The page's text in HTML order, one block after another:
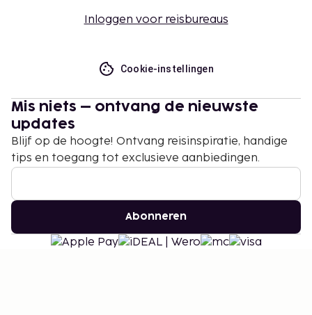
Inloggen voor reisbureaus
Cookie-instellingen
Mis niets – ontvang de nieuwste
updates
Blijf op de hoogte! Ontvang reisinspiratie, handige
tips en toegang tot exclusieve aanbiedingen.
Abonneren